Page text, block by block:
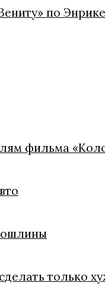
по Энрике
фильма
только